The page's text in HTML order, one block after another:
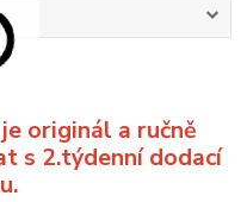
originál a ručně
s 2.týdenní dodací